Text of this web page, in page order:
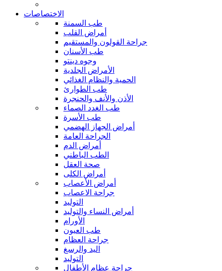
الاختصاصات
طب السمنة
أمراض القلب
جراحة القولون والمستقيم
طب الأسنان
وجوه دينتو
الأمراض الجلدية
الحمية والنظام الغذائي
طب الطوارئ
الأذن والأنف والحنجرة
طب الغدد الصماء
طب الأسرة
أمراض الجهاز الهضمي
الجراحة العامة
أمراض الدم
الطب الباطني
صحة العقل
أمراض الكلى
أمراض الأعصاب
جراحة الاعصاب
التوليد
أمراض النساء والتوليد
الأورام
طب العيون
جراحة العظام
اليد والرسغ
التوليد
جراحة عظام الأطفال